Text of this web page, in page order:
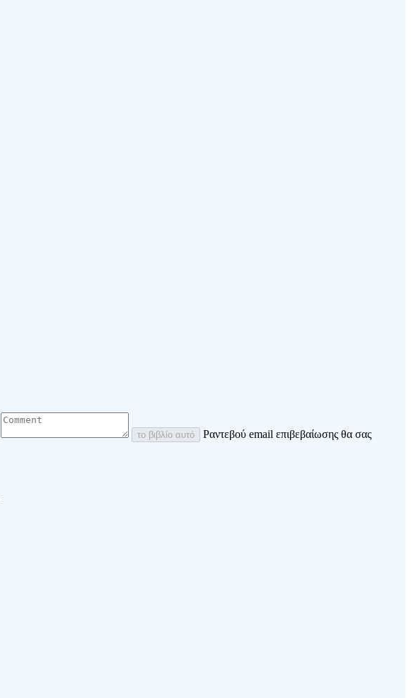
το βιβλίο αυτό
Ραντεβού email επιβεβαίωσης θα σας